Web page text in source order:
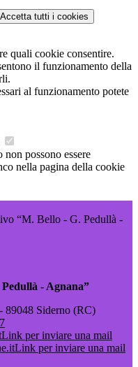
Accetta tutti i cookies
quali cookie consentire.
il funzionamento della
al funzionamento potete
possono essere
nella pagina della cookie
“M. Bello - G. Pedullà -
- Agnana”
89048 Siderno (RC)
Link per inviare una mail
Link per inviare una mail